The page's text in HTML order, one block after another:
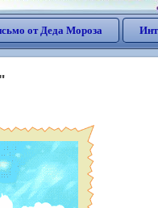
от Деда Мороза